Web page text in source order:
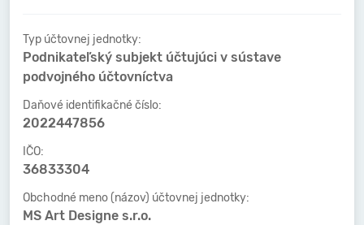
Typ účtovnej jednotky:
Podnikateľský subjekt účtujúci v sústave
podvojného účtovníctva
Daňové identifikačné číslo:
2022447856
IČO:
36833304
Obchodné meno (názov) účtovnej jednotky:
MS Art Designe s.r.o.